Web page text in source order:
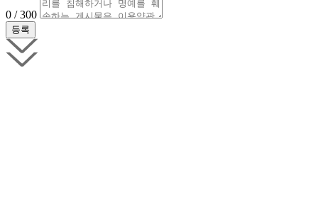
0 / 300